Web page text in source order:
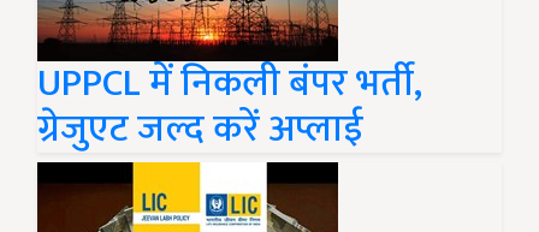
UPPCL में निकली बंपर भर्ती,
ग्रेजुएट जल्द करें अप्लाई